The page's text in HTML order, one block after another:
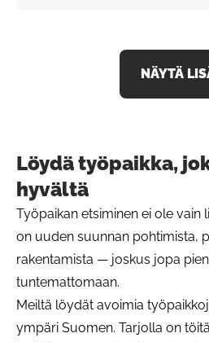
NÄYTÄ
Löydä työpaikka,
hyvältä
Työpaikan etsiminen ei ole vain
on uuden suunnan pohtimista,
rakentamista — joskus jopa
tuntemattomaan.
Meiltä löydät avoimia
ympäri Suomen. Tarjolla on